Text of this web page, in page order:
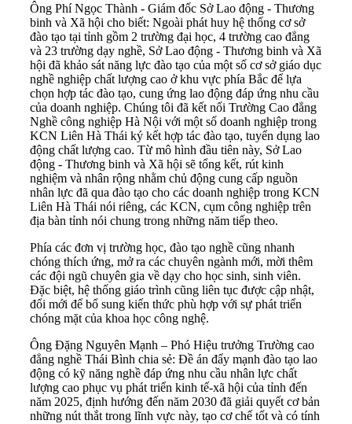
Ông Phí Ngọc Thành - Giám đốc Sở Lao động - Thương
binh và Xã hội cho biết: Ngoài phát huy hệ thống cơ sở
đào tạo tại tỉnh gồm 2 trường đại học, 4 trường cao đẳng
và 23 trường dạy nghề, Sở Lao động - Thương binh và Xã
hội đã khảo sát năng lực đào tạo của một số cơ sở giáo dục
nghề nghiệp chất lượng cao ở khu vực phía Bắc để lựa
chọn hợp tác đào tạo, cung ứng lao động đáp ứng nhu cầu
của doanh nghiệp. Chúng tôi đã kết nối Trường Cao đẳng
Nghề công nghiệp Hà Nội với một số doanh nghiệp trong
KCN Liên Hà Thái ký kết hợp tác đào tạo, tuyển dụng lao
động chất lượng cao. Từ mô hình đầu tiên này, Sở Lao
động - Thương binh và Xã hội sẽ tổng kết, rút kinh
nghiệm và nhân rộng nhằm chủ động cung cấp nguồn
nhân lực đã qua đào tạo cho các doanh nghiệp trong KCN
Liên Hà Thái nói riêng, các KCN, cụm công nghiệp trên
địa bàn tỉnh nói chung trong những năm tiếp theo.
Phía các đơn vị trường học, đào tạo nghề cũng nhanh
chóng thích ứng, mở ra các chuyên ngành mới, mời thêm
các đội ngũ chuyên gia về dạy cho học sinh, sinh viên.
Đặc biệt, hệ thống giáo trình cũng liên tục được cập nhật,
đổi mới để bổ sung kiến thức phù hợp với sự phát triển
chóng mặt của khoa học công nghệ.
Ông Đặng Nguyên Mạnh – Phó Hiệu trưởng Trường cao
đẳng nghề Thái Bình chia sẻ: Đề án đẩy mạnh đào tạo lao
động có kỹ năng nghề đáp ứng nhu cầu nhân lực chất
lượng cao phục vụ phát triển kinh tế-xã hội của tỉnh đến
năm 2025, định hướng đến năm 2030 đã giải quyết cơ bản
những nút thắt trong lĩnh vực này, tạo cơ chế tốt và có tính